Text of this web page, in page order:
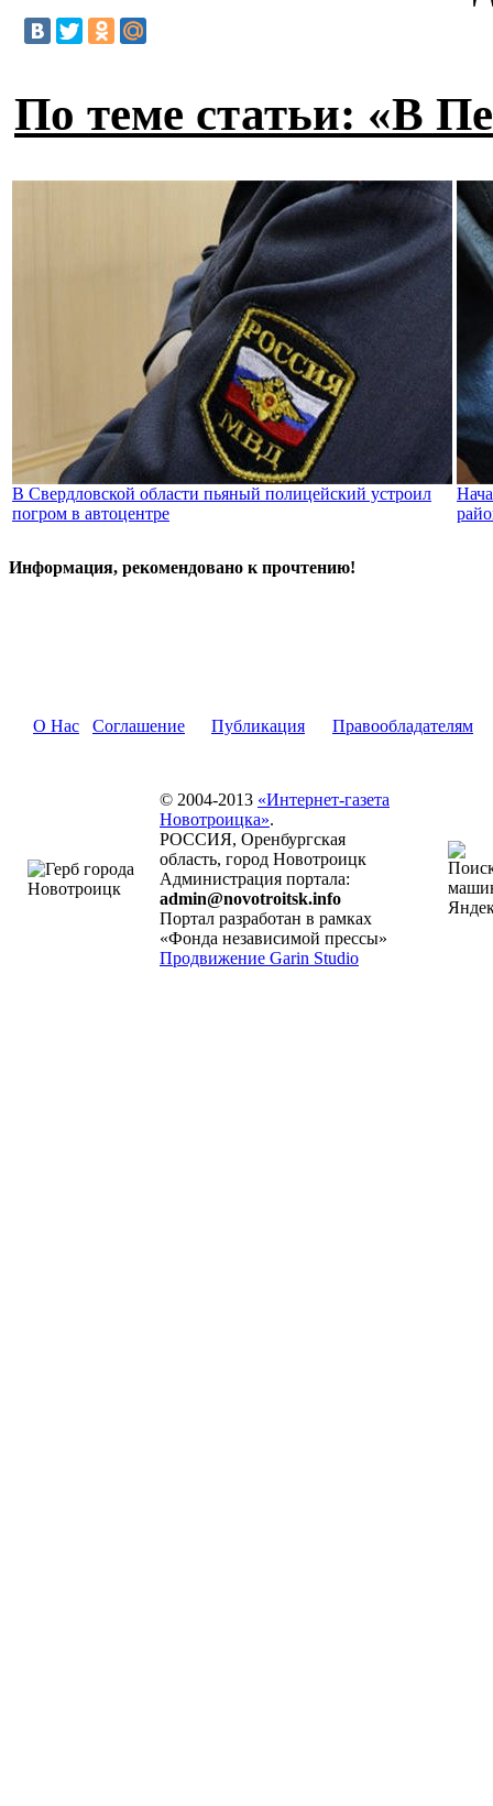
По теме статьи: «В
В Свердловской области пьяный полицейский устроил
погром в автоцентре
Информация, рекомендовано к прочтению!
О Нас Соглашение Публикация Правообладателям
© 2004-2013 «Интернет-газета
Новотроицка».
РОССИЯ, Оренбургская
область, город Новотроицк
Администрация портала:
admin@novotroitsk.info
Портал разработан в рамках
«Фонда независимой прессы»
Продвижение Garin Studio